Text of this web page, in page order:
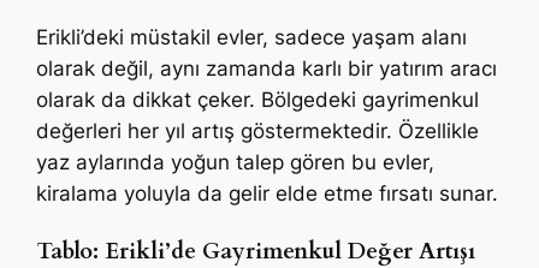
Erikli’deki müstakil evler, sadece yaşam alanı
olarak değil, aynı zamanda karlı bir yatırım aracı
olarak da dikkat çeker. Bölgedeki gayrimenkul
değerleri her yıl artış göstermektedir. Özellikle
yaz aylarında yoğun talep gören bu evler,
kiralama yoluyla da gelir elde etme fırsatı sunar.
Tablo: Erikli’de Gayrimenkul Değer Artışı